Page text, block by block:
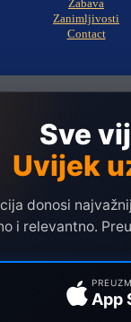
Zabava
Zanimljivosti
Contact
Sve
Uvijek
donosi
i relevantno.
App